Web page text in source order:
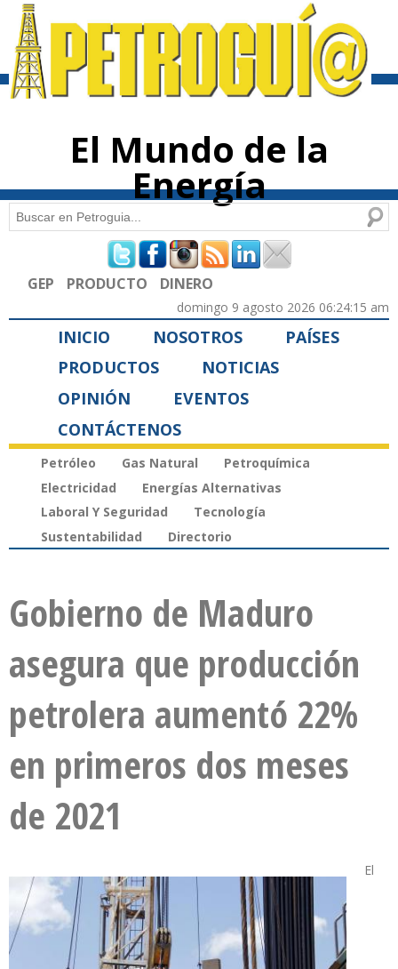
contenido
El Mundo de la
Energía
Formulario de búsqueda
Buscar
GEP PRODUCTO DINERO
domingo 9 agosto 2026 06:24:15 am
INICIO NOSOTROS
PAÍSES
PRODUCTOS
NOTICIAS
OPINIÓN
EVENTOS
CONTÁCTENOS
Petróleo Gas Natural
Petroquímica
Electricidad
Energías Alternativas
Laboral Y Seguridad
Tecnología
Sustentabilidad
Directorio
Gobierno de Maduro
asegura que producción
petrolera aumentó 22%
en primeros dos meses
de 2021
El